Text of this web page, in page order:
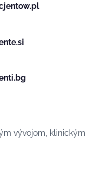
vývojom, klinickým